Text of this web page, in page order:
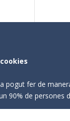
pogut fer de
90% de persones